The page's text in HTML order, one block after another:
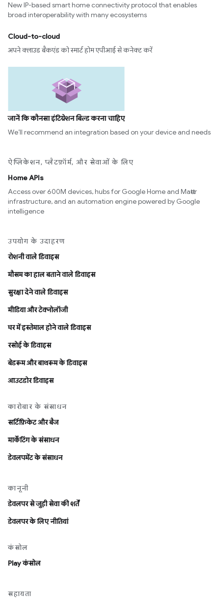
New IP-based smart home connectivity protocol that enables
broad interoperability with many ecosystems
Cloud-to-cloud
अपने क्लाउड बैकएंड को स्मार्ट होम एपीआई से कनेक्ट करें
जानें कि कौनसा इंटिग्रेशन बिल्ड करना चाहिए
We’ll recommend an integration based on your device and needs
ऐप्लिकेशन, प्लैटफ़ॉर्म, और सेवाओं के लिए
Home APIs
Access over 600M devices, hubs for Google Home and Matter
infrastructure, and an automation engine powered by Google
intelligence
उपयोग के उदाहरण
रोशनी वाले डिवाइस
मौसम का हाल बताने वाले डिवाइस
सुरक्षा देने वाले डिवाइस
मीडिया और टेक्नोलॉजी
घर में इस्तेमाल होने वाले डिवाइस
रसोई के डिवाइस
बेडरूम और बाथरूम के डिवाइस
आउटडोर डिवाइस
कारोबार के संसाधन
सर्टिफ़िकेट और बैज
मार्केटिंग के संसाधन
डेवलपमेंट के संसाधन
कानूनी
डेवलपर से जुड़ी सेवा की शर्तें
डेवलपर के लिए नीतियां
कंसोल
Play कंसोल
सहायता